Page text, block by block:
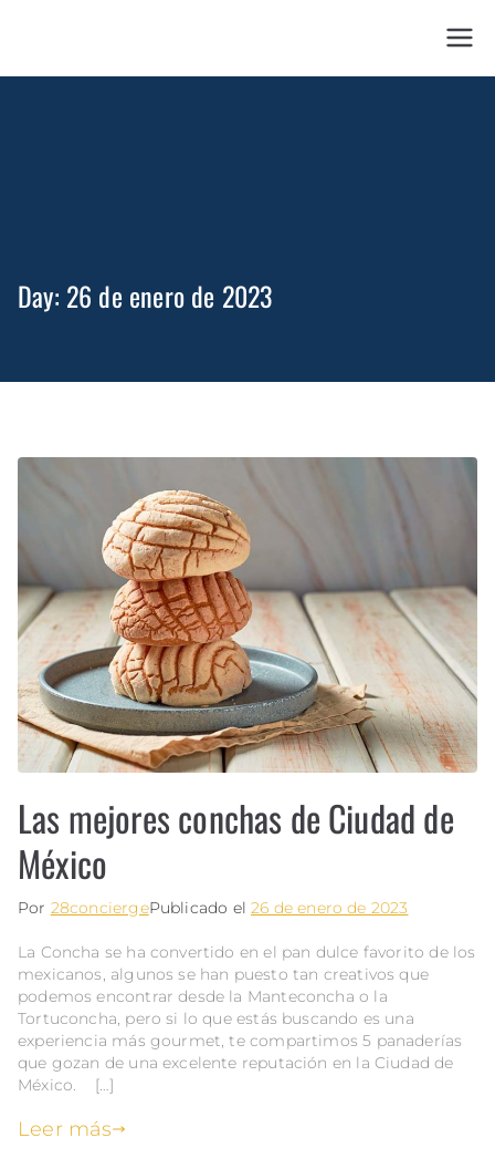
Day: 26 de enero de 2023
Las mejores conchas de Ciudad de
México
Por 28conciergePublicado el26 de enero de 2023
La Concha se ha convertido en el pan dulce favorito de los
mexicanos, algunos se han puesto tan creativos que
podemos encontrar desde la Manteconcha o la
Tortuconcha, pero si lo que estás buscando es una
experiencia más gourmet, te compartimos 5 panaderías
que gozan de una excelente reputación en la Ciudad de
México. […]
Leer más